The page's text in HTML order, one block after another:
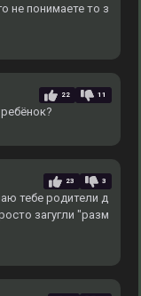
не понимаете то з
22 11
23 3
тебе родители д
загугли "разм